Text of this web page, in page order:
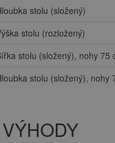
stolu (složený)
stolu (rozložený)
stolu (složený), nohy 75
stolu (složený), nohy